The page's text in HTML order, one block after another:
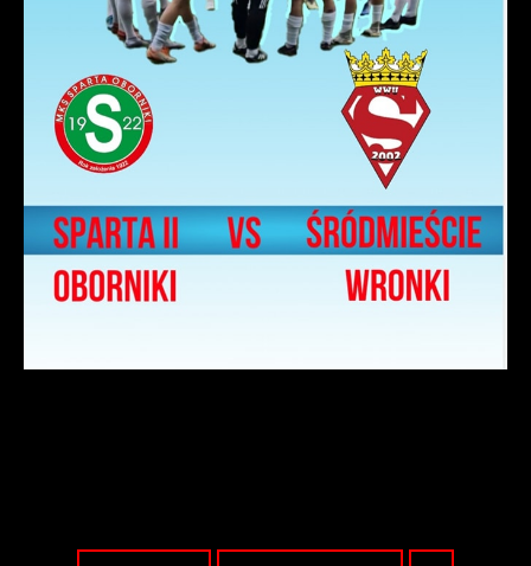
pośredników prezentujących nasze treści w postaci
wiadomości, ofert, komunikatów mediów
społecznościowych.